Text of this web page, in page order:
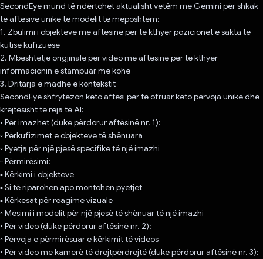
SecondEye mund të ndërtohet aktualisht vetëm me Gemini për shkak
të aftësive unike të modelit të mëposhtëm:
1. Zbulimi i objekteve me aftësinë për të kthyer pozicionet e sakta të
kutisë kufizuese
2. Mbështetje origjinale për video me aftësinë për të kthyer
informacionin e stampuar me kohë
3. Dritarja e madhe e kontekstit
SecondEye shfrytëzon këto aftësi për të ofruar këto përvoja unike dhe
krejtësisht të reja të AI:
• Për imazhet (duke përdorur aftësinë nr. 1):
◦ Përkufizimet e objekteve të shënuara
◦ Pyetja për një pjesë specifike të një imazhi
◦ Përmirësimi:
▪ Kërkimi i objekteve
▪ Si të riparohen apo montohen pyetjet
▪ Kërkesat për reagime vizuale
◦ Mësimi i modelit për një pjesë të shënuar të një imazhi
• Për video (duke përdorur aftësinë nr. 2):
◦ Përvoja e përmirësuar e kërkimit të videos
• Për video me kamerë të drejtpërdrejtë (duke përdorur aftësinë nr. 3):